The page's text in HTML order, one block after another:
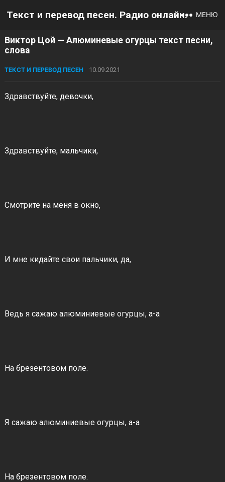
Текст и перевод песен. Радио онлайн. МЕНЮ
Виктор Цой — Алюминевые огурцы текст песни,
слова
ТЕКСТ И ПЕРЕВОД ПЕСЕН 10.09.2021
Здравствуйте, девочки,
Здравствуйте, мальчики,
Смотрите на меня в окно,
И мне кидайте свои пальчики, да,
Ведь я сажаю алюминиевые огурцы, а-а
На брезентовом поле.
Я сажаю алюминиевые огурцы, а-а
На брезентовом поле.